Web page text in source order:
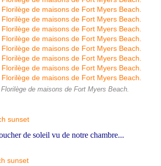
de maisons de Fort Myers Beach.
de soleil vu de notre chambre...